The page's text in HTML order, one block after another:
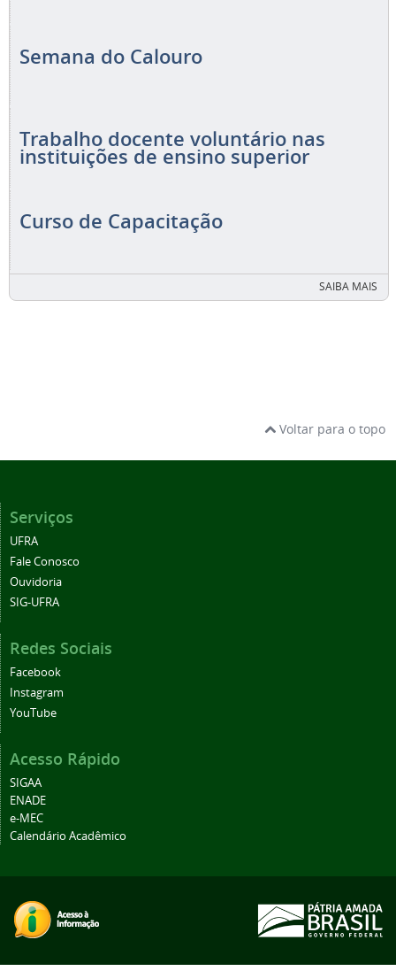
Semana do Calouro
Trabalho docente voluntário nas
instituições de ensino superior
Curso de Capacitação
SAIBA MAIS
Voltar para o topo
Serviços
UFRA
Fale Conosco
Ouvidoria
SIG-UFRA
Redes Sociais
Facebook
Instagram
YouTube
Acesso Rápido
SIGAA
ENADE
e-MEC
Calendário Acadêmico